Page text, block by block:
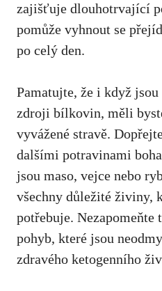
zajišťuje dlouhotrvající⁢
pomůže vyhnout se
po celý ​den.
Pamatujte, že i když
zdroji bílkovin, měli
⁢vyvážené stravě.
dalšími potravinami⁢
jsou maso, vejce nebo
všechny důležité živiny,
potřebuje. Nezapomeňte
pohyb, které jsou
zdravého ketogenního